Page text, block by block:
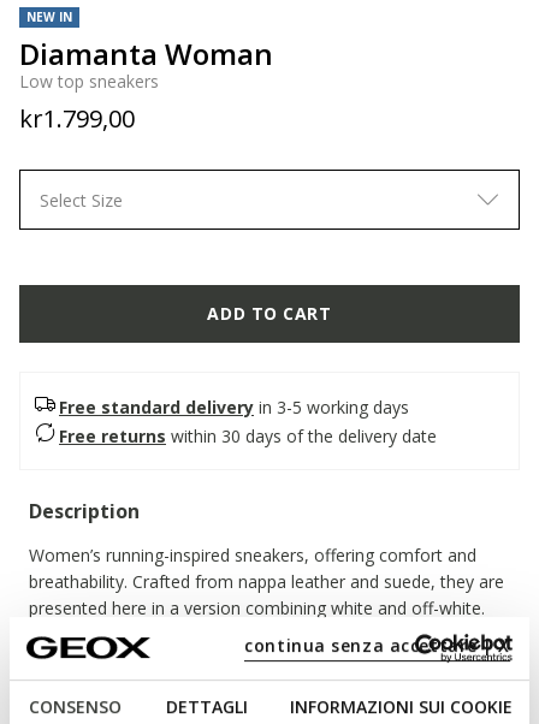
CONSENSO DETTAGLI INFORMAZIONI SUI COOKIE
continua senza accettare | X
NEW IN
Diamanta Woman
Low top sneakers
kr1.799,00
Select Size
ADD TO CART
Free standard delivery in 3-5 working days
Free returns within 30 days of the delivery date
Description
Women’s running-inspired sneakers, offering comfort and
breathability. Crafted from nappa leather and suede, they are
presented here in a version combining white and off-white.
Featuring a chunky outsole, Diamanta adds an active yet
feminine touch to everyday outfits.
ITEM CODE:D66UFA08522C1352